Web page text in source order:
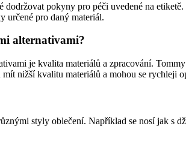
pokyny pro péči uvedené na
určené pro daný materiál.
alternativami?
je kvalita materiálů a zpracování.
nižší kvalitu materiálů a mohou se rychleji
styly oblečení. Například se nosí jak s